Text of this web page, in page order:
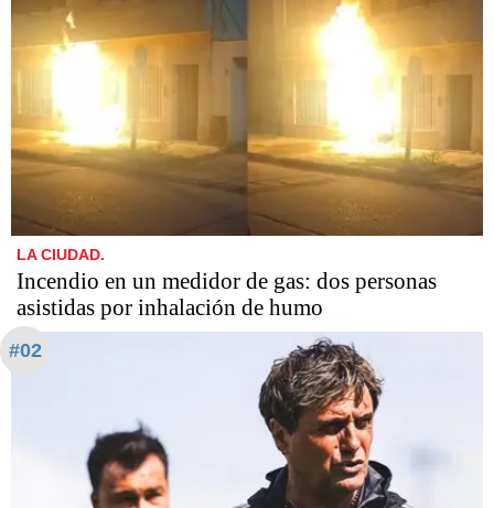
LA CIUDAD.
Incendio en un medidor de gas: dos personas
asistidas por inhalación de humo
#02